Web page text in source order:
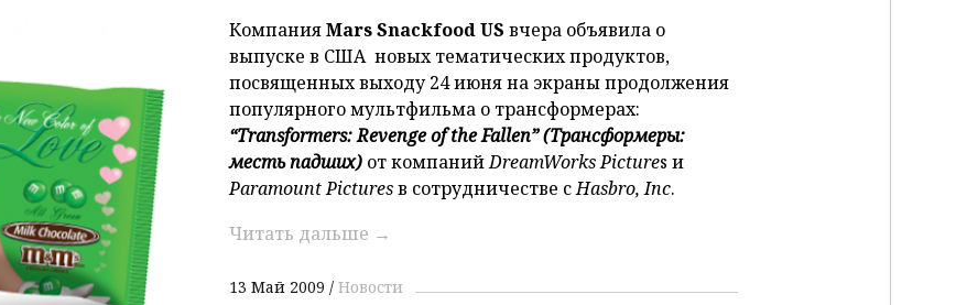
КомпанияMars Snackfood US вчера объявила о
выпуске в США новых тематических продуктов,
посвященных выходу 24 июня на экраны продолжения
популярного мультфильма о трансформерах:
“Transformers: Revenge of the Fallen” (Трансформеры:
месть падших) от компанийDreamWorks Pictures и
Paramount Picturesв сотрудничестве сHasbro, Inc.
Читать дальше →
13 Май 2009 Новости